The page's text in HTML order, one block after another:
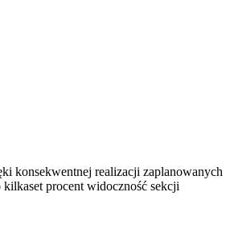
konsekwentnej realizacji zaplanowanych
procent widoczność sekcji